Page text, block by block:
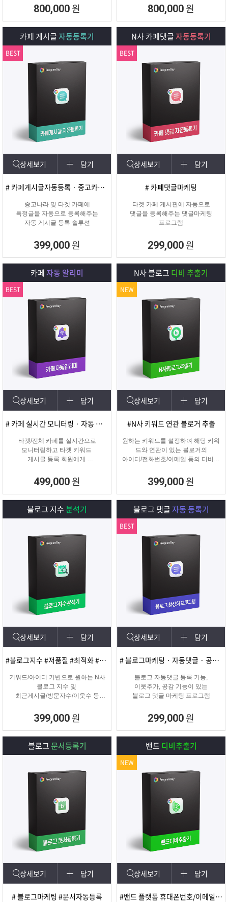
회원 수, 제목개수 , 내용개수, 댓글개
수, 가입조건,
글쓰기조건 별로 추출하여 얼마나 활
성화가 되어
있는지를 체크하여 효과가 있을만한
확인하여 효과적인 바이럴 마케팅을
진행할 수 있도록
800,000 원 800,000 원
카페 게시글자동등록기
상세보기 담기
# 카페게시글자동등록 · 중고카페글쓰기
중고나라 및 타겟 카페에
특정글을 자동으로 등록해주는
자동 게시글 등록 솔루션
399,000 원
BEST
N사 카페댓글자동등록기
상세보기 담기
# 카페댓글마케팅
타겟 카페 게시판에 자동으로
댓글을 등록해주는 댓글마케팅
프로그램
299,000 원
BEST
카페자동 알리미
상세보기 담기
# 카페 실시간 모니터링 · 자동 쪽지/메일발송
타겟/전체 카페를 실시간으로
모니터링하고 타겟 키워드
게시글 등록 회원에게
프로그램
499,000 원
BEST
N사 블로그 디비 추출기
상세보기 담기
#N사 키워드 연관 블로거 추출
원하는 키워드를 설정하여 해당 키워
드와 연관이 있는 블로거의
아이디/전화번호/이메일 등의 디비를
실질적으로 효과적인 디비를 추출 할
수 있는 프로그램
399,000 원
NEW
블로그 지수분석기
상세보기 담기
#블로그지수 #저품질 #최적화 #블로그품질확인
키워드/아이디 기반으로 원하는 N사
블로그 지수 및
최근게시글/방문자수/이웃수 등
램
399,000 원
블로그 댓글자동 등록기
상세보기 담기
# 블로그마케팅 · 자동댓글 · 공감 · 이웃추가 · 서로이웃추가 · 서이추 · 스크랩
블로그 자동댓글 등록 기능,
이웃추가, 공감 기능이 있는
블로그 댓글 마케팅 프로그램
299,000 원
BEST
블로그문서등록기
상세보기 담기
# 블로그마케팅 #문서자동등록
밴드 디비추출기
상세보기 담기
#밴드 플랫폼 휴대폰번호/이메일 추출
NEW